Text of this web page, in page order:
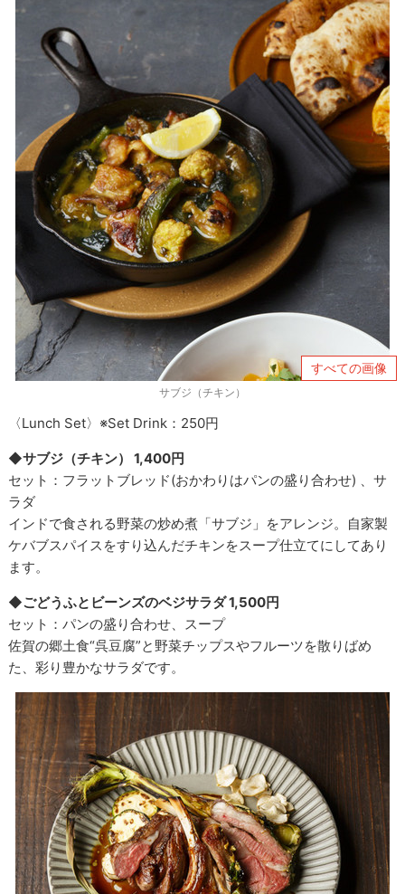
すべての画像
サブジ（チキン）
〈Lunch Set〉※Set Drink：250円
◆サブジ（チキン） 1,400円
セット：フラットブレッド(おかわりはパンの盛り合わせ) 、サ
ラダ
インドで食される野菜の炒め煮「サブジ」をアレンジ。自家製
ケバブスパイスをすり込んだチキンをスープ仕立てにしてあり
ます。
◆ごどうふとビーンズのベジサラダ 1,500円
セット：パンの盛り合わせ、スープ
佐賀の郷土食“呉豆腐”と野菜チップスやフルーツを散りばめ
た、彩り豊かなサラダです。